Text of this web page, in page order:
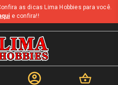
as dicas Lima Hobbies para você.
e confira!!